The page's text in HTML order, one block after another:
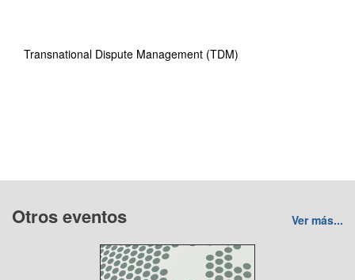
Transnational Dispute Management (TDM)
Otros eventos Ver más...